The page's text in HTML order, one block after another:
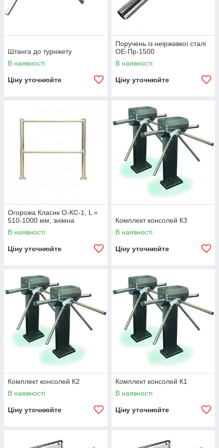
Штанга до турнікету
В наявності
Ціну уточнюйте
Поручень із неіржавкої сталі
ОЕ-Пр-1500
В наявності
Ціну уточнюйте
Огорожа Класик О-КС-1, L =
510-1000 мм, знімна
В наявності
Ціну уточнюйте
Комплект консолей К3
В наявності
Ціну уточнюйте
Комплект консолей К2
В наявності
Ціну уточнюйте
Комплект консолей К1
В наявності
Ціну уточнюйте